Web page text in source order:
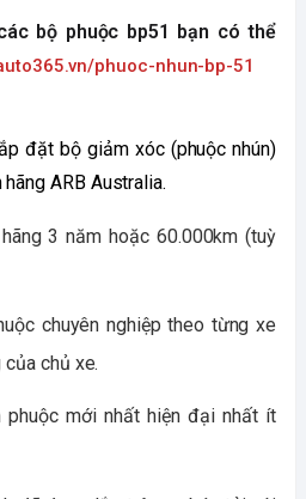
bộ phuộc bp51 bạn có thể
phuoc-nhun-bp-51
đặt bộ giảm xóc (phuộc nhún)
ARB Australia.
3 năm hoặc 60.000km (tuỳ
chuyên nghiệp theo từng xe
chủ xe.
phuộc mới nhất hiện đại nhất ít